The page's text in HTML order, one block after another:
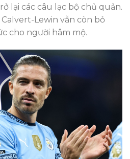
lại các câu lạc bộ chủ quản.
Lewin vẫn còn bỏ
cho người hâm mộ.